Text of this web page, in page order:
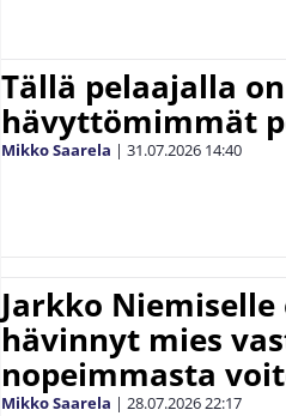
Tällä pelaajalla
hävyttömimmät
Mikko Saarela | 31.07.2026 14:40
Jarkko
hävinnyt mies
nopeimmasta
Mikko Saarela | 28.07.202622:17